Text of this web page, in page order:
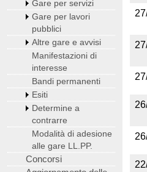
Gare per servizi
Gare per lavori
pubblici
Altre gare e avvisi
Manifestazioni di
interesse
Bandi permanenti
Esiti
Determine a
contrarre
Modalità di adesione
alle gare LL.PP.
Concorsi